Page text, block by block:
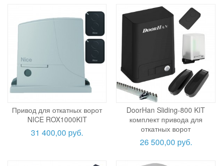
Привод для откатных ворот
NICE ROX1000KIT
31 400,00 руб.
DoorHan Sliding-800 KIT
комплект привода для
откатных ворот
26 500,00 руб.